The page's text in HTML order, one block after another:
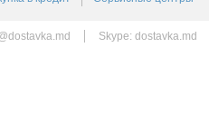
Skype: dostavka.md